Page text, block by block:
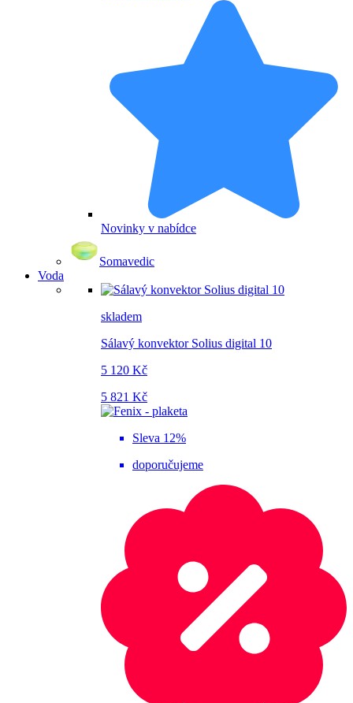
Novinky v nabídce
Somavedic
Voda
skladem
Sálavý konvektor Solius digital 10
5 120 Kč
5 821 Kč
Sleva 12%
doporučujeme